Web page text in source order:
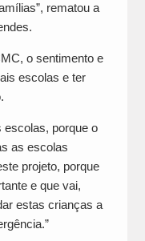
rematou a
o sentimento e
escolas e ter
escolas, porque o
as escolas
projeto, porque
e que vai,
estas crianças a